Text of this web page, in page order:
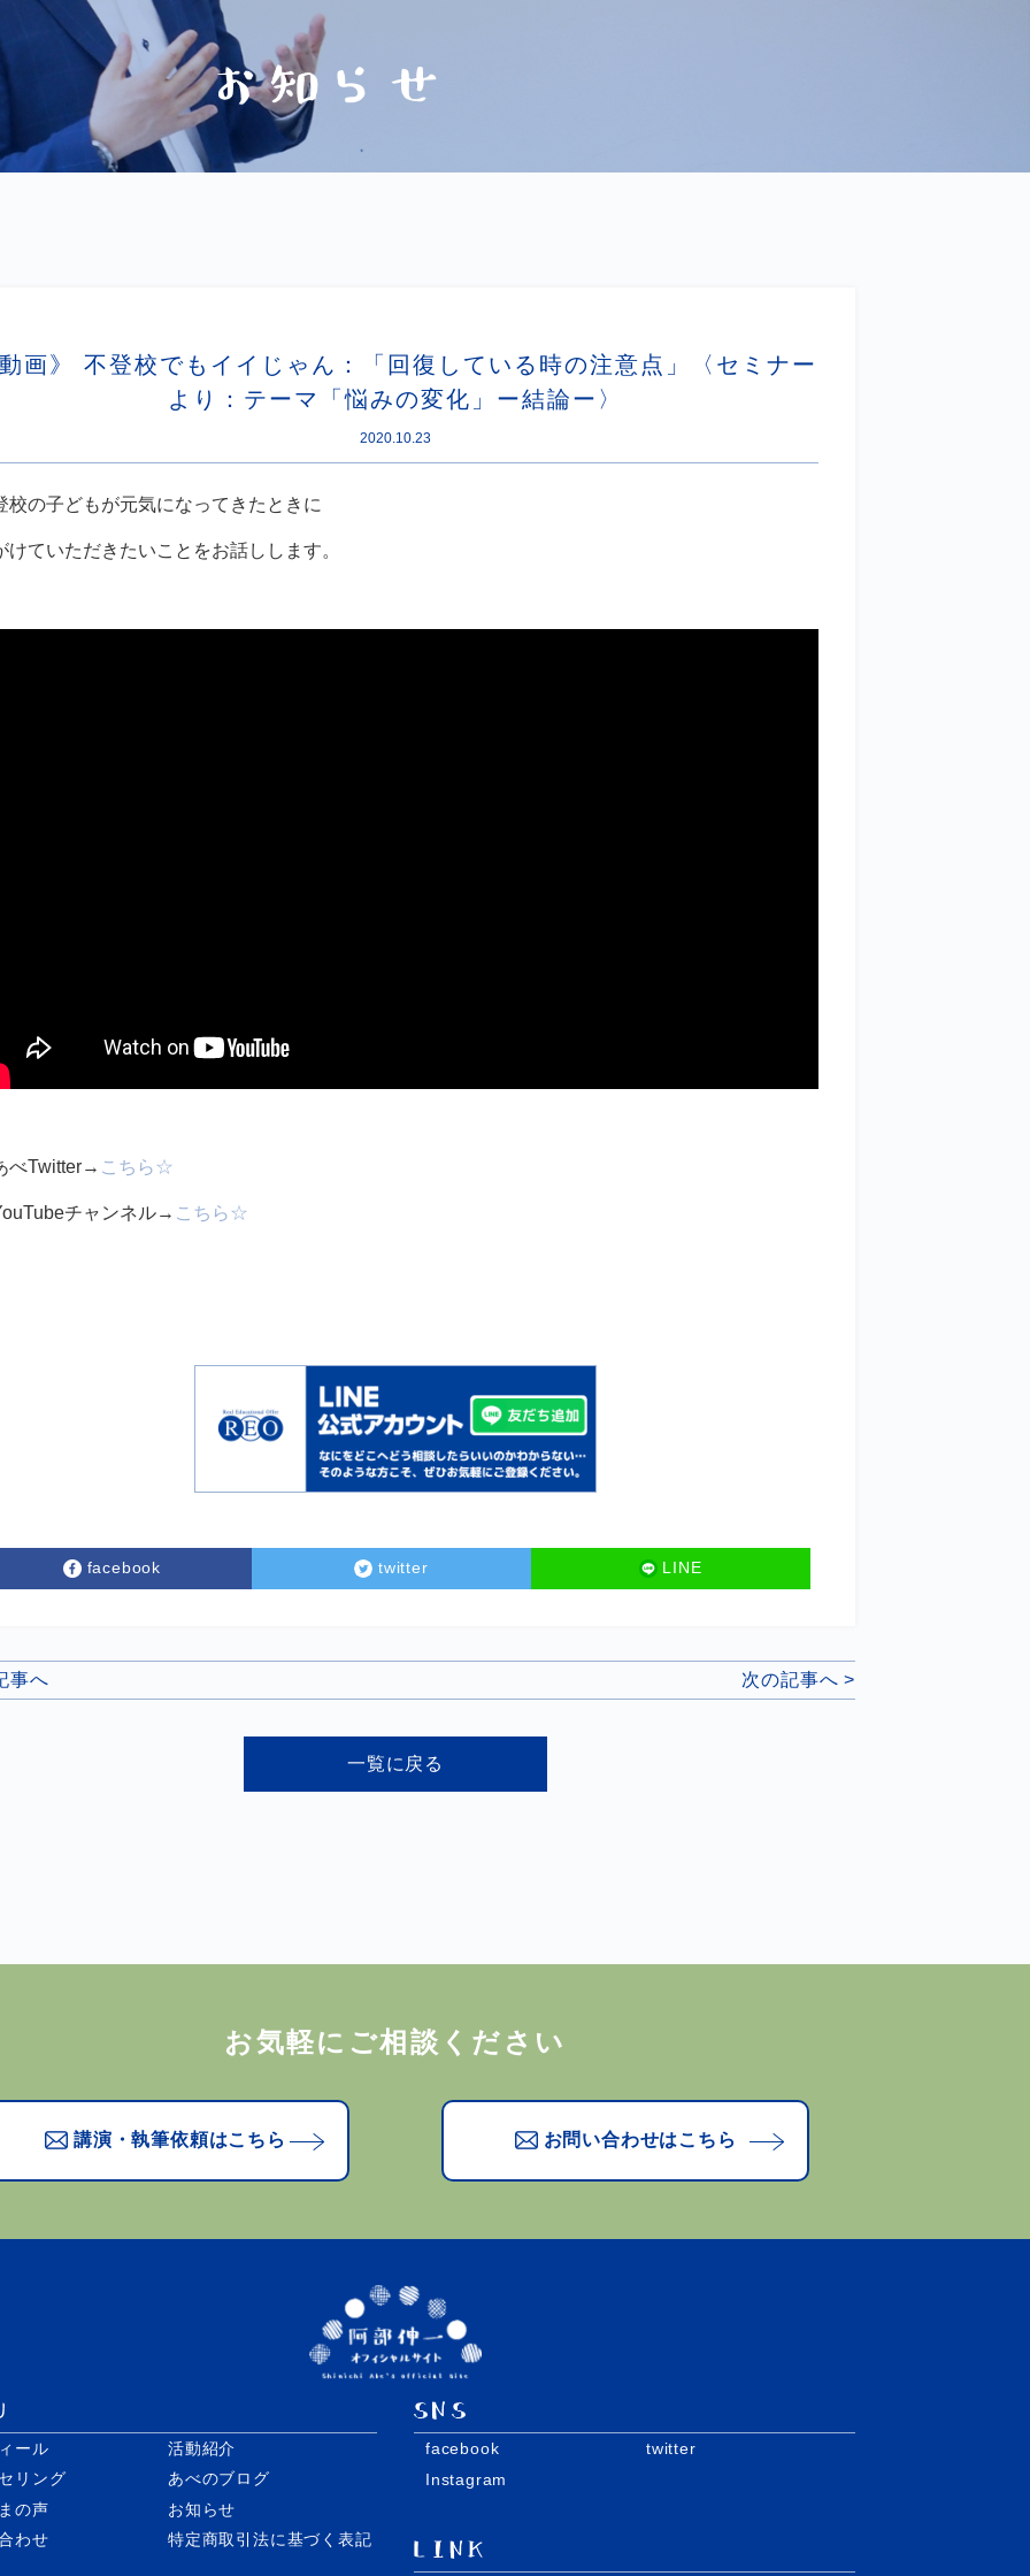
画》 不登校でもイイじゃん：「回復している時の注意点」〈セミナー
より：テーマ「悩みの変化」ー結論ー〉
2020.10.23
校の子どもが元気になってきたときに
けていただきたいことをお話しします。
べTwitter→ こちら☆
チャンネル→ こちら☆
facebook twitter LINE
事へ 次の記事へ >
一覧に戻る
お気軽にご相談ください
講演・執筆依頼はこちら お問い合わせはこちら
ール
活動紹介
リング
あべのブログ
の声
お知らせ
わせ
特定商取引法に基づく表記
facebook
twitter
Instagram